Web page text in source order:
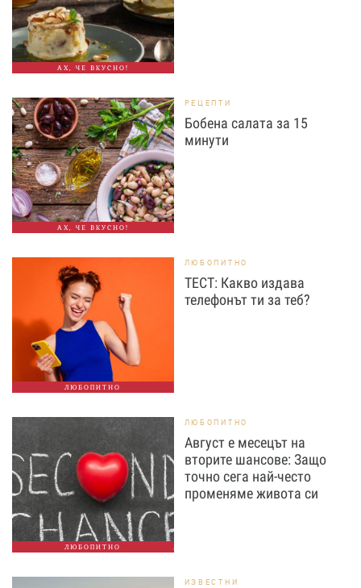
АХ, ЧЕ ВКУСНО!
АХ, ЧЕ ВКУСНО!
РЕЦЕПТИ
Бобена салата за 15
минути
ЛЮБОПИТНО
ЛЮБОПИТНО
ТЕСТ: Какво издава
телефонът ти за теб?
ЛЮБОПИТНО
ЛЮБОПИТНО
Август е месецът на
вторите шансове: Защо
точно сега най-често
променяме живота си
ИЗВЕСТНИ